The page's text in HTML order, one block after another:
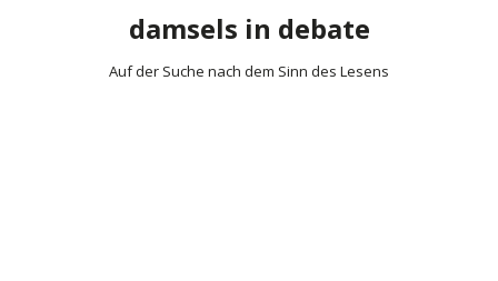
damsels in debate
Auf der Suche nach dem Sinn des Lesens